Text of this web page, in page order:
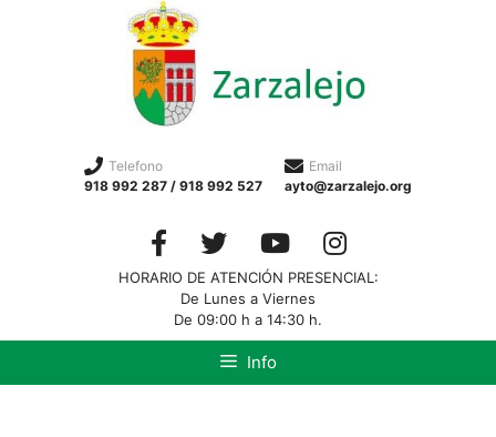
Telefono
918 992 287 / 918 992 527
Email
ayto@zarzalejo.org
HORARIO DE ATENCIÓN PRESENCIAL:
De Lunes a Viernes
De 09:00 h a 14:30 h.
Info